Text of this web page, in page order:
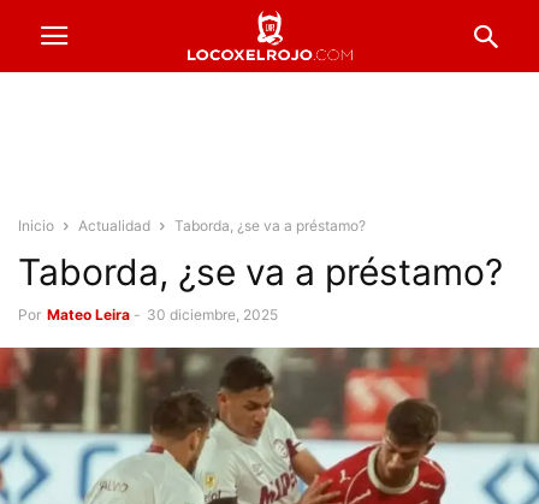
Inicio Actualidad Taborda, ¿se va a préstamo?
Taborda, ¿se va a préstamo?
Por Mateo Leira - 30 diciembre, 2025